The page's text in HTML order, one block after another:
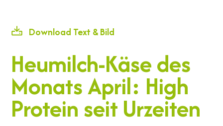
Download Text & Bild
Heumilch-Käse des
Monats April: High
Protein seit Urzeiten